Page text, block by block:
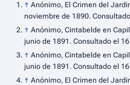
↑ Anónimo, El Crimen del
noviembre de 1890.
↑ Anónimo, Cintabelde en
junio de 1891. Consultado el
↑ Anónimo, Cintabelde en
junio de 1891. Consultado el
↑ Anónimo, El Crimen del